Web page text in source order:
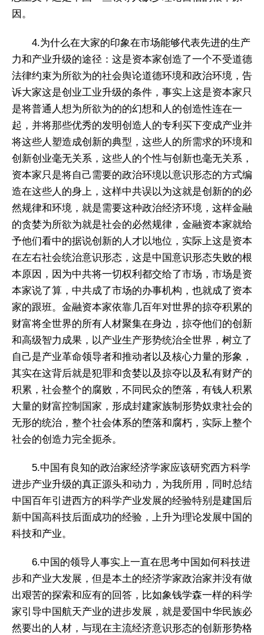
因。
4.为什么在大家的印象在市场能够代表先进的生产
力和产业升级的途径：这是资本家创造了一个不受道德
法律约束为所欲为的社会舆论道德环境和政治环境，告
诉大家这是创业工业升级的条件，事实上这是资本家只
是将普通人想为所欲为的的幻想和人的创造性连在一
起，并将那些优秀的发明创造人的专利买下变成产业并
将这些人塑造成创新的典型，这些人的所需求的环境和
创新创业毫无关系，这些人的个性与创新也毫无关系，
资本家只是将自己需要的政治环境以意识形态的方式编
造在这些人的身上，这样中共误以为这就是创新的的必
然规律和环境，就是需要这种政治经济环境，这样金融
的贪婪为所欲为就是社会的必然规律，金融资本家就给
予他们看中的据说创新的人才以地位，实际上这是资本
在左右社会统治意识形态，这是中国意识形态失败的根
本原因，因为中共将一切权利都交给了市场，市场是资
本家说了算，中共成了市场的办事机构，也就成了资本
家的跟班。金融资本家依靠几百年对世界的掠夺积累的
财富将全世界的所有人材聚集在身边，掠夺他们的创新
和高级智力成果，以产业生产形势统治全世界，树立了
自己是产业革命领导者和推动者以及核心力量的形象，
其实在这背后就是犯罪和贪婪以及掠夺以及私有财产的
积累，社会整个的腐败，不同民众的堕落，有钱人积累
大量的财富控制国家，形成封建家族制形势奴隶社会的
无形的统治，整个社会体系的堕落和腐朽，实际上整个
社会的创造力完全扼杀。
5.中国有良知的政治家经济学家应该研究西方科学
进步产业升级的真正源头和动力，为我所用，同时总结
中国百年引进西方的科学产业发展的经验特别是建国后
新中国高科技后面成功的经验，上升为理论发展中国的
科技和产业。
6.中国的领导人事实上一直在思考中国如何科技进
步和产业大发展，但是本土的经济学家政治家并没有做
出艰苦的探索和应有的回答，比如象钱学森一样的科学
家引导中国航天产业的进步发展，就是爱国中华民族必
然要出的人材，与现在主流经济意识形态的创新形势格